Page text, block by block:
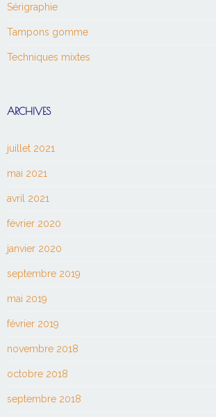
Sérigraphie
Tampons gomme
Techniques mixtes
ARCHIVES
juillet 2021
mai 2021
avril 2021
février 2020
janvier 2020
septembre 2019
mai 2019
février 2019
novembre 2018
octobre 2018
septembre 2018